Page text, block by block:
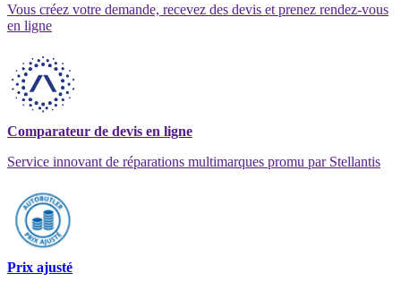
Vous créez votre demande, recevez des devis et prenez rendez-vous
en ligne
Comparateur de devis en ligne
Service innovant de réparations multimarques promu par Stellantis
Prix ajusté